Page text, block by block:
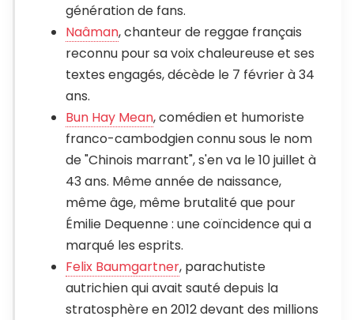
génération de fans.
Naâman, chanteur de reggae français
reconnu pour sa voix chaleureuse et ses
textes engagés, décède le 7 février à 34
ans.
Bun Hay Mean, comédien et humoriste
franco-cambodgien connu sous le nom
de "Chinois marrant", s'en va le 10 juillet à
43 ans. Même année de naissance,
même âge, même brutalité que pour
Émilie Dequenne : une coïncidence qui a
marqué les esprits.
Felix Baumgartner, parachutiste
autrichien qui avait sauté depuis la
stratosphère en 2012 devant des millions